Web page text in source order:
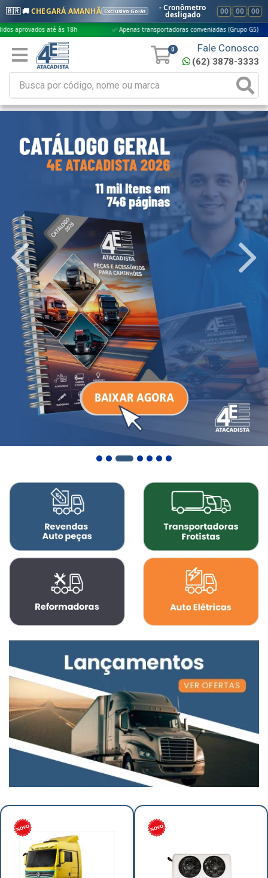
🇧🇷 🚚CHEGARÁ AMANHÃ Exclusivo Goiás - Cronômetro
desligado 00 : 00 : 00
até às 18h ✅ Apenas transportadoras conveniadas (Grupo G5) 🎁
0 Fale Conosco
(62) 3878-3333